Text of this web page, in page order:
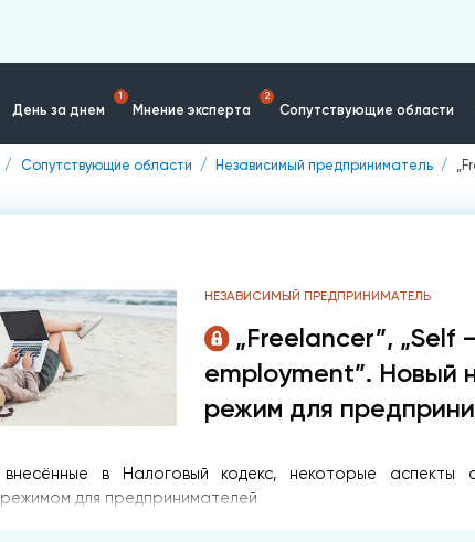
День за днем
1
Мнение эксперта
2
Сопутствующие области
Сопутствующие области Независимый предприниматель
НЕЗАВИСИМЫЙ ПРЕДПРИНИМАТЕЛЬ
„Freelancer”, „Self
employment”. Новый
режим для
внесённые в Налоговый кодекс, некоторые аспекты
для предпринимателей